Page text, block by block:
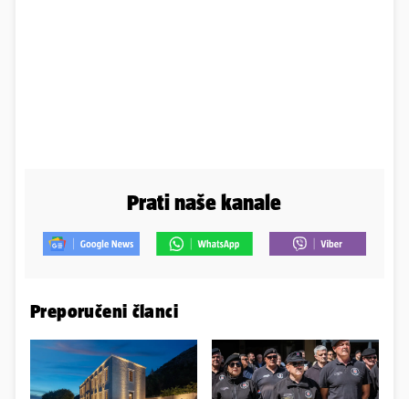
Prati naše kanale
Preporučeni članci